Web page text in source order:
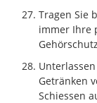
Tragen Sie
immer Ihre
Getränken
Schiessen